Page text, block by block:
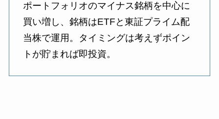
ポートフォリオのマイナス銘柄を中心に
買い増し、銘柄はETFと東証プライム配
当株で運用。タイミングは考えずポイン
トが貯まれば即投資。